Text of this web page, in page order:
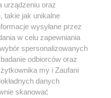
urządzeniu oraz
takie jak unikalne
wysyłane przez
w celu zapewniania
spersonalizowanych
odbiorców oraz
my i Zaufani
danych
skanować